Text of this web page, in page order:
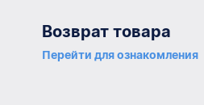
Возврат товара
Перейти для ознакомления